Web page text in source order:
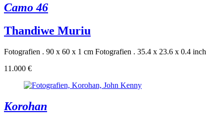
Camo 46
Thandiwe Muriu
Fotografien . 90 x 60 x 1 cm Fotografien . 35.4 x 23.6 x 0.4 inch
11.000 €
Korohan